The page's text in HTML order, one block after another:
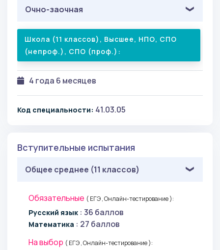
Очно-заочная
Школа (11 классов), Высшее, НПО, СПО
(непроф.), СПО (проф.):
4 года 6 месяцев
Код специальности: 41.03.05
Вступительные испытания
Общее среднее (11 классов)
Обязательные ( ЕГЭ , Онлайн-тестирование ):
Русский язык : 36 баллов
Математика : 27 баллов
На выбор ( ЕГЭ , Онлайн-тестирование ):